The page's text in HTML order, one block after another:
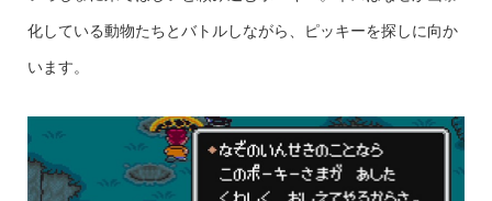
化している動物たちとバトルしながら、ピッキーを探しに向か
います。